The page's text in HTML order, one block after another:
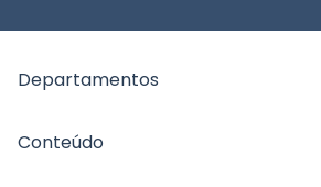
Departamentos
Conteúdo